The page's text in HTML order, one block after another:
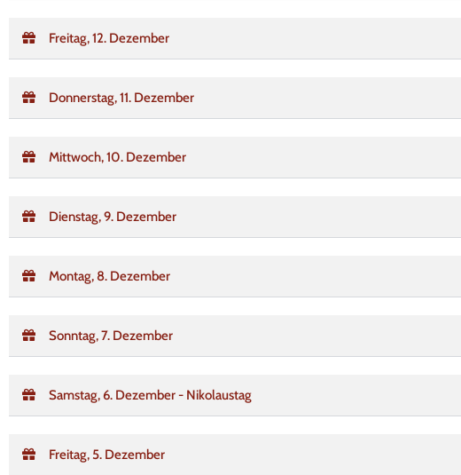
Freitag, 12. Dezember
Donnerstag, 11. Dezember
Mittwoch, 10. Dezember
Dienstag, 9. Dezember
Montag, 8. Dezember
Sonntag, 7. Dezember
Samstag, 6. Dezember - Nikolaustag
Freitag, 5. Dezember